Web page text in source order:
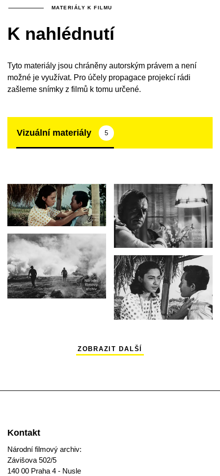
MATERIÁLY K FILMU
K nahlédnutí
Tyto materiály jsou chráněny autorským právem a není
možné je využívat. Pro účely propagace projekcí rádi
zašleme snímky z filmů k tomu určené.
Vizuální materiály 5
ZOBRAZIT DALŠÍ
Kontakt
Národní filmový archiv:
Závišova 502/5
140 00 Praha 4 - Nusle